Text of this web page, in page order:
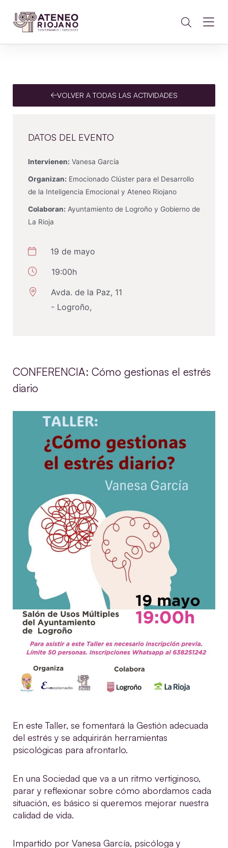
VOLVER A TODAS LAS ACTIVIDADES
DATOS DEL EVENTO
Intervienen: Vanesa García
Organizan: Emocionado Clúster para el Desarrollo
de la Inteligencia Emocional y Ateneo Riojano
Colaboran: Ayuntamiento de Logroño y Gobierno de
La Rioja
19 de mayo
19:00h
Avda. de la Paz, 11
- Logroño,
CONFERENCIA: Cómo gestionas el estrés
diario
En este Taller, se fomentará la Gestión adecuada
del estrés y se adquirirán herramientas
psicológicas para afrontarlo.
En una Sociedad que va a un ritmo vertiginoso,
parar y reflexionar sobre cómo abordamos cada
situación, es básico si queremos mejorar nuestra
calidad de vida.
Impartido por Vanesa García, psicóloga y